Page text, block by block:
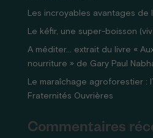
Les incroyables avantages de
Le kéfir, une super-boisson
A méditer… extrait du livre «
nourriture » de Gary Paul
Le maraîchage agroforestier :
Fraternités Ouvrières
Commentaires